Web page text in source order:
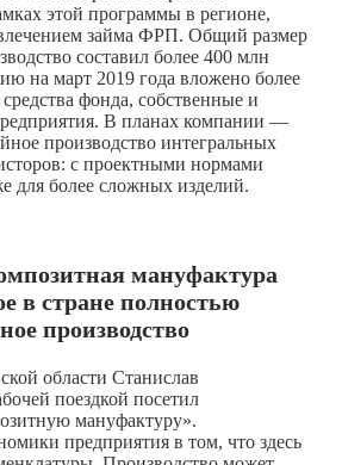
этой программы в регионе,
займа ФРП. Общий размер
составил более 400 млн
на март 2019 года вложено более
фонда, собственные и
В планах компании —
производство интегральных
с проектными нормами
для более сложных изделий.
мануфактура
в стране полностью
производство
области Станислав
поездкой посетил
мануфактуру».
предприятия в том, что здесь